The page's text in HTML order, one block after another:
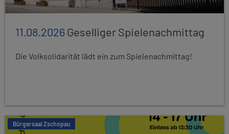
11.08.2026Geselliger Spielenachmittag
Die Volksolidarität lädt ein zum Spielenachmittag!
Bürgersaal Zschopau